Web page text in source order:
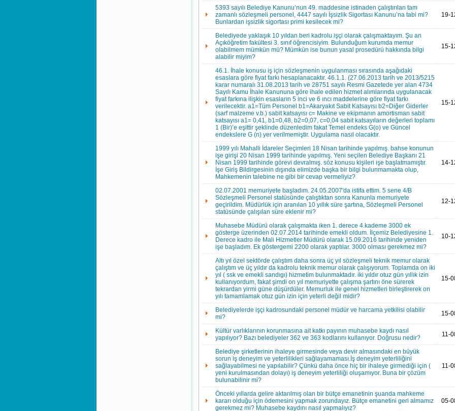
5393 sayılı Belediye Kanunu’nun 49. maddesine istinaden çalıştırılan tam
zamanlı sözleşmeli personel, 4447 sayılı İşsizlik Sigortası Kanunu’na tabi mi?
Bunlardan işsizlik sigortası primi kesilecek mi?
19-
Belediyede yaklaşık 10 yıldan beri kadrolu işçi olarak çalışmaktayım. Şu an
Açıköğretim fakültesi 3. sınıf öğrencisiyim. Bulunduğum kurumda memur
olabilmem mümkün mü? Mümkün ise bunun yasal prosedürü hakkında bilgi
alabilir miyim?
15-
46.1. İhale konusu iş için sözleşmenin uygulanması sırasında aşağıdaki
esaslara göre fiyat farkı hesaplanacaktır. 46.1.1. (27.06.2013 tarih ve 2013/5215
karar numaralı 31.08.2013 tarih ve 28751 sayılı Resmi Gazetede yer alan 4734
Sayılı Kamu İhale Kanununa göre ihale edilen hizmet alımlarında uygulanacak
fiyat farkına ilişkin esasların 5 inci ve 6 ıncı maddelerine göre fiyat farkı
verilecektir. a1=Tüm Personel b1=Akaryakıt Sabit Katsayısı b2=Diğer Giderler
(sarf malzeme v.b.) sabit katsayısı c= Makine ve ekipmanın amortisman sabit
katsayısı a1= 0,41, b1=0,48, b2=0,07, c=0,04 sabit katsayıların değerleri toplamı
1 (Bir)’e eşittir şeklinde düzenledim fakat Temel endeks G(o) ve Güncel
endekslere G (n) yer verilmemiştir. Uygulama nasıl olacaktır.
15-
1999 yılı Mahalli İdareler Seçimleri 18 Nisan tarihinde yapılmış. bahse konunun
işe girişi 20 Nisan 1999 tarihinde yapılmış. Yeni seçilen Belediye Başkanı 21
Nisan 1999 tarihinde görevi devralmış. söz konusu kişileri işe başlatmamıştır.
İşe Giriş Bildirgesinin dışında elimizde başka bir bilgi bulunmamakta olup,
Mahkemenin talebine ne gibi bir cevap vermeliyiz?
14-
02.07.2001 memuriyete başladım. 24.05.2007'da istifa ettim. 5 sene 4/B
Sözleşmeli Personel statüsünde çalıştıktan sonra Kanunla memuriyete
geçirildim. Müdürlük için aranılan 10 yıllık süre şartına, Sözleşmeli Personel
statüsünde çalışılan süre eklenir mi?
12-
Muhasebe Müdürü olarak çalışmakta iken 1. derece 4.kademe 3000 ek
gösterge üzerinden 02.07.2014 tarihinde emekli oldum. İlçemiz Belediyesine 1.
Derece kadro ile Mali Hizmetler Müdürü olarak 15.09.2016 tarihinde yeniden
işe başladım. Ek göstergemi 2200 olarak yaptılar. 3000 olması gerekmez mi?
10-
Altı yıl özel sektörde çalıştım daha sonra üç yıl sözleşmeli teknik memur olarak
çalıştım ve üç yıldır da kadrolu teknik memur olarak çalışıyorum. Toplamda on iki
yıl ( ssk ve emekli sandıgı) hizmetim bulunmaktadır. iki yıldır otuz gün yıllık izin
kullanıyordum, fakat şimdi on yıl memuriyette çalışma şartını öne sürerek
tekrardan yirmi güne düşürdüler. Memurluk ile genel hizmetleri birleştirerek on
yılı tamamlamak otuz gün izin için yeterli değil midir?
15-
Belediyelerde işçi kadrosundaki personel müdür ve harcama yetkilisi olabilir
mi?
15-
Kültür varlıklarının korunmasına ait katkı payının muhasebe kaydı nasıl
yapılıyor? Bazı belediyeler 362 ve 363 kodlarını kullanıyor. Doğrusu nedir?
11-
Belediye şirketlerinin ihaleye girmesinde veya devir almasındaki en büyük
sorun iş deneyim ve yeterlilikleri sağlayamaması.İş deneyim yeterliliğini
sağlayabilmesi ne yapılabilir? Çünkü daha önce hiç bir ihaleye girmediği için (
yeni kurulmasından dolayı) iş deneyim yeterliliği oluşamıyor. Buna bir çözüm
bulunabilinir mi?
11-
Önceki yıllarda gelire aktarılmış olan bir bütçe emanetinin şuanda mahkeme
kararı olduğu için ödemesini yapmak zorundayız. Bütçe emanetini geri almamız
gerekmez mi? Muhasebe kaydını nasıl yapmalıyız?
05-